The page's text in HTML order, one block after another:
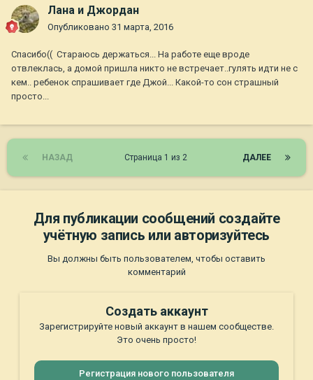
Лана и Джордан
Опубликовано 31 марта, 2016
Спасибо(( Стараюсь держаться... На работе еще вроде
отвлеклась, а домой пришла никто не встречает..гулять идти не с
кем.. ребенок спрашивает где Джой... Какой-то сон страшный
просто...
НАЗАД ДАЛЕЕ
Страница 1 из 2
Для публикации сообщений создайте
учётную запись или авторизуйтесь
Вы должны быть пользователем, чтобы оставить
комментарий
Создать аккаунт
Зарегистрируйте новый аккаунт в нашем сообществе.
Это очень просто!
Регистрация нового пользователя